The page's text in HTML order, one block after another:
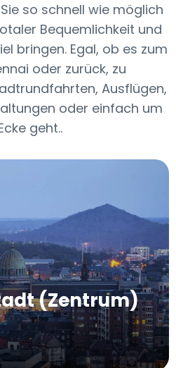
so schnell wie möglich
Bequemlichkeit und
bringen. Egal, ob es zum
oder zurück, zu
Ausflügen,
oder einfach um
geht..
(Zentrum)